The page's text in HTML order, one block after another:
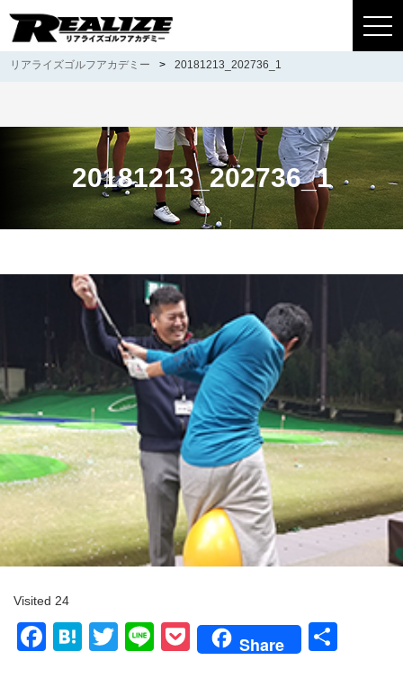
リアライズゴルフアカデミー > 20181213_202736_1
20181213_202736_1
Visited 24
Facebook
Hatena
Twitter
LinePocket
Share